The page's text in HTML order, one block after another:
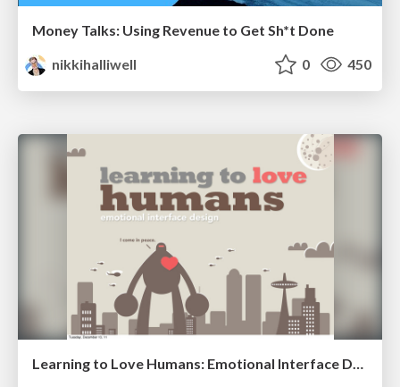
Money Talks: Using Revenue to Get Sh*t Done
nikkihalliwell
0 450